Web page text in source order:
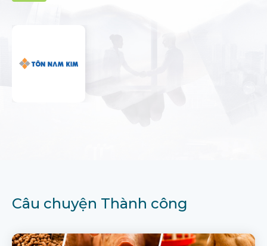
Câu chuyện Thành công